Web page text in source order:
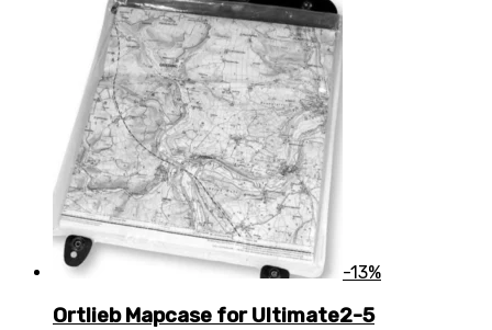
-13%
Ortlieb Mapcase for Ultimate2-5